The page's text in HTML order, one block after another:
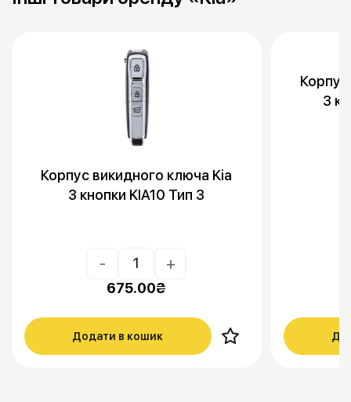
Корпус викидного ключа Kia
3 кнопки KIA10 Тип 3
- +
675.00₴
Додати в кошик
3